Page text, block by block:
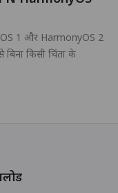
1 और HarmonyOS 2
किसी चिंता के